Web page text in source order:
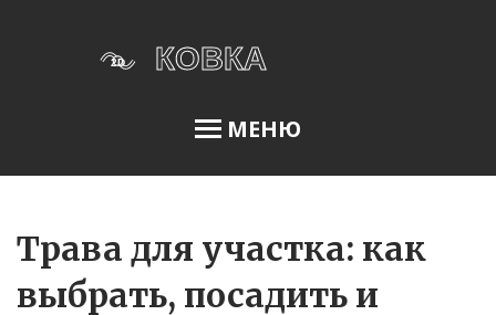
МЕНЮ
Меню
Трава для участка: как
выбрать, посадить и